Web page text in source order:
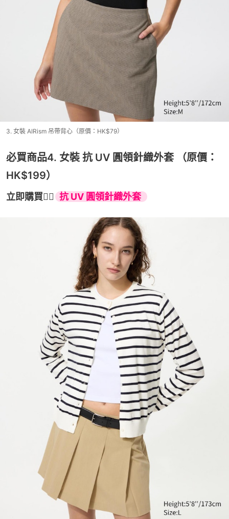
3. 女裝 AIRism 吊帶背心（原價：HK$79）
必買商品4. 女裝 抗 UV 圓領針織外套 （原價：
HK$199）
立即購買👉🏻 抗 UV 圓領針織外套